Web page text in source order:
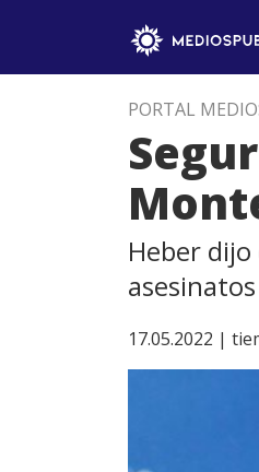
PORTAL
Heber
17.05.2022 |